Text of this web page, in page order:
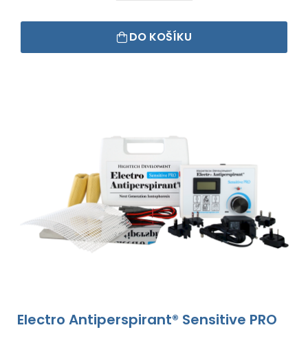
DO KOŠÍKU
Electro Antiperspirant® Sensitive PRO